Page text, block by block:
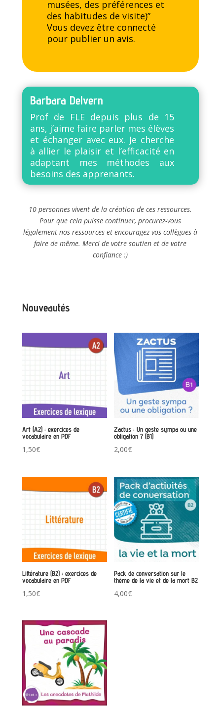
musées, des préférences et
des habitudes de visite)”
Vous devez être connecté
pour publier un avis.
Barbara Delvern
Prof de FLE depuis plus de 15
ans, j’aime faire parler mes élèves
et échanger avec eux. Je cherche
à allier le plaisir et l’efficacité en
adaptant mes méthodes aux
besoins des apprenants.
10 personnes vivent de la création de ces ressources.
Pour que cela puisse continuer, procurez-vous
légalement nos ressources et encouragez vos collègues à
faire de même. Merci de votre soutien et de votre
confiance :)
Nouveautés
Art (A2) : exercices de
vocabulaire en PDF
1,50€
Zactus : Un geste sympa ou une
obligation ? (B1)
2,00€
Littérature (B2) : exercices de
vocabulaire en PDF
1,50€
Pack de conversation sur le
thème de la vie et de la mort B2
4,00€